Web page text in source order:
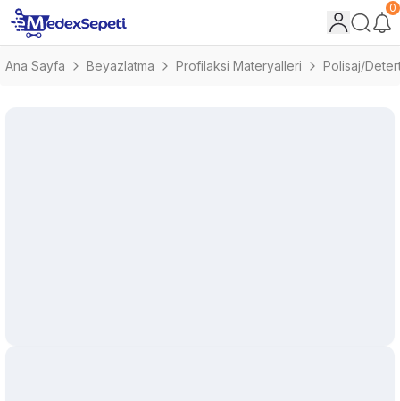
0
Ana Sayfa Beyazlatma Profilaksi Materyalleri Polisaj/